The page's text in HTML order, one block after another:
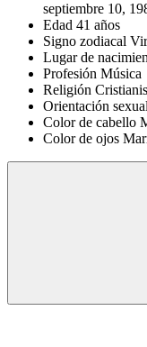
septiembre 10,
Edad 41 años
Signo zodiacal
Lugar de
Profesión Música
Religión
Orientación
Color de cabello
Color de ojos